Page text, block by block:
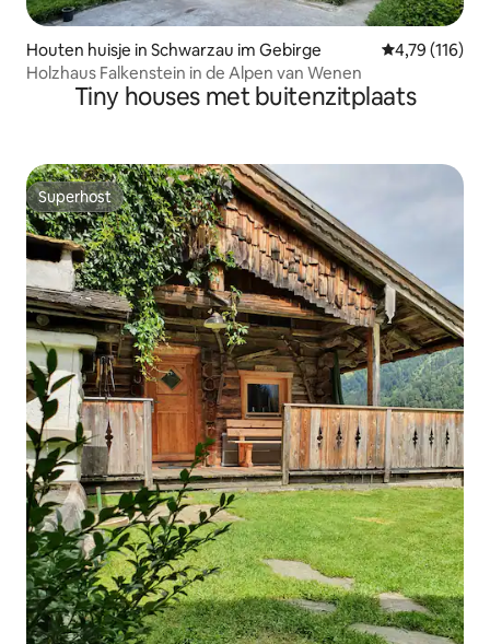
Houten huisje in Schwarzau im Gebirge Gemiddelde
4,79 (116)
Holzhaus Falkenstein in de Alpen van Wenen
Tiny houses met buitenzitplaats
Superhost
Superhost